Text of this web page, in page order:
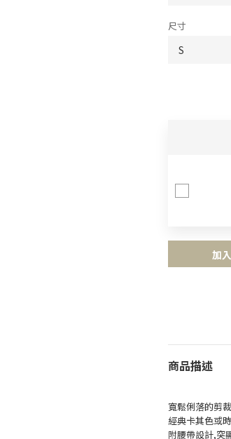
尺寸
加
商品描述
寬鬆俐落的剪
經典卡其色或
附腰帶設計,突